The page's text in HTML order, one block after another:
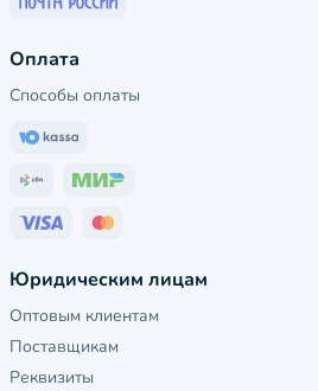
Оплата
Способы оплаты
Юридическим лицам
Оптовым клиентам
Поставщикам
Реквизиты